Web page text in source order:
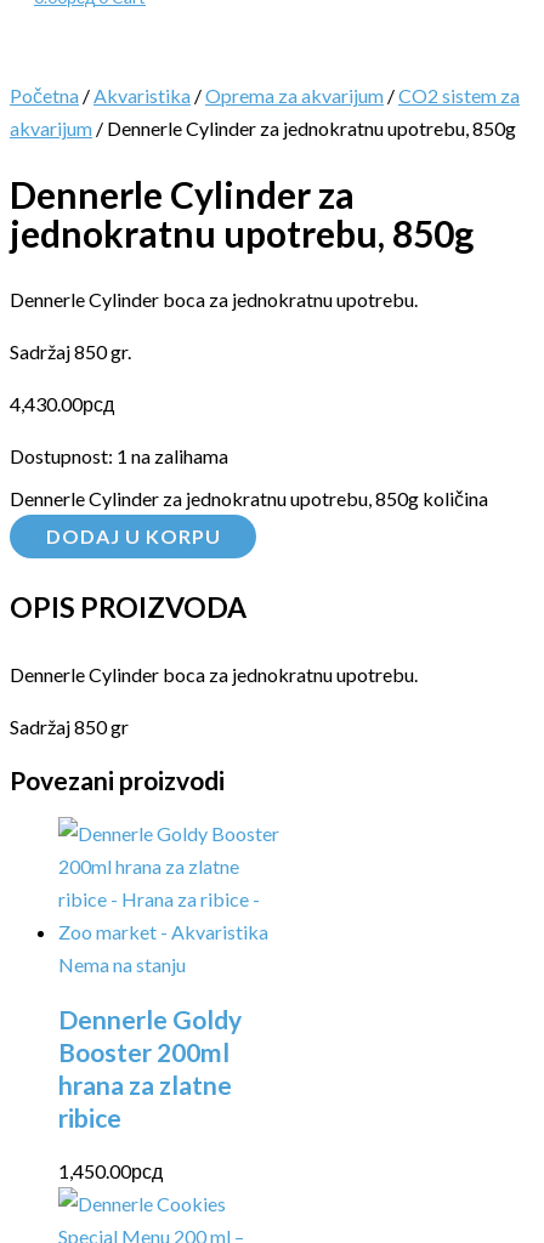
Početna /Akvaristika /Oprema za akvarijum /CO2 sistem za
akvarijum / Dennerle Cylinder za jednokratnu upotrebu, 850g
Dennerle Cylinder za
jednokratnu upotrebu, 850g
Dennerle Cylinder boca za jednokratnu upotrebu.
Sadržaj 850 gr.
4,430.00рсд
Dostupnost: 1 na zalihama
Dennerle Cylinder za jednokratnu upotrebu, 850g količina
DODAJ U KORPU
OPIS PROIZVODA
Dennerle Cylinder boca za jednokratnu upotrebu.
Sadržaj 850 gr
Povezani proizvodi
Nema na stanju
Dennerle Goldy
Booster 200ml
hrana za zlatne
ribice
1,450.00рсд